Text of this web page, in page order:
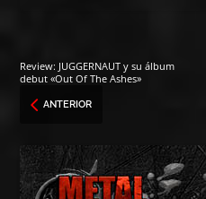
Review: JUGGERNAUT y su álbum
debut «Out Of The Ashes»
ANTERIOR